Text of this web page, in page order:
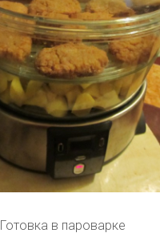
Готовка в пароварке